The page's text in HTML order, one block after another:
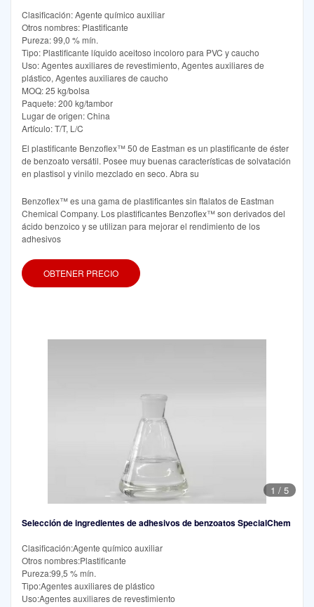
Clasificación: Agente químico auxiliar
Otros nombres: Plastificante
Pureza: 99,0 % mín.
Tipo: Plastificante líquido aceitoso incoloro para PVC y caucho
Uso: Agentes auxiliares de revestimiento, Agentes auxiliares de
plástico, Agentes auxiliares de caucho
MOQ: 25 kg/bolsa
Paquete: 200 kg/tambor
Lugar de origen: China
Artículo: T/T, L/C
El plastificante Benzoflex™ 50 de Eastman es un plastificante de éster
de benzoato versátil. Posee muy buenas características de solvatación
en plastisol y vinilo mezclado en seco. Abra su
Benzoflex™ es una gama de plastificantes sin ftalatos de Eastman
Chemical Company. Los plastificantes Benzoflex™ son derivados del
ácido benzoico y se utilizan para mejorar el rendimiento de los
adhesivos
OBTENER PRECIO
1 / 5
Selección de ingredientes de adhesivos de benzoatos SpecialChem
Clasificación:Agente químico auxiliar
Otros nombres:Plastificante
Pureza:99,5 % mín.
Tipo:Agentes auxiliares de plástico
Uso:Agentes auxiliares de revestimiento